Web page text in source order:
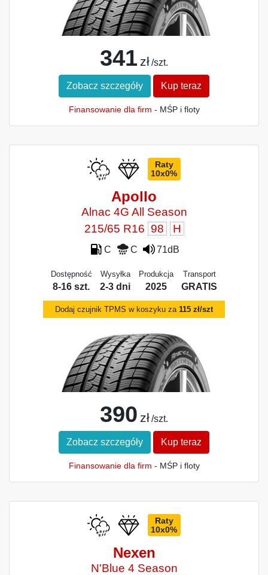
341 zł /szt.
Zobacz szczegóły Kup teraz
Finansowanie dla firm - MŚP i floty
Raty
10x0%
Apollo
Alnac 4G All Season
215/65 R16 98 H
C C 71dB
Dostępność
8-16 szt.
Wysyłka
2-3 dni
Produkcja
2025
Transport
GRATIS
Dodaj czujnik TPMS w koszyku za 115 zł/szt
390 zł /szt.
Zobacz szczegóły Kup teraz
Finansowanie dla firm - MŚP i floty
Raty
10x0%
Nexen
N'Blue 4 Season